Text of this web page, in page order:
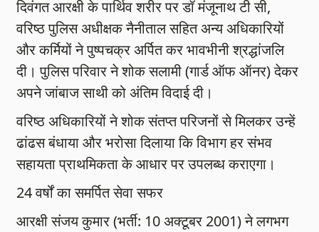
दिवंगत आरक्षी के पार्थिव शरीर पर डॉ मंजूनाथ टी सी,
वरिष्ठ पुलिस अधीक्षक नैनीताल सहित अन्य अधिकारियों
और कर्मियों ने पुष्पचक्र अर्पित कर भावभीनी श्रद्धांजलि
दी। पुलिस परिवार ने शोक सलामी (गार्ड ऑफ ऑनर) देकर
अपने जांबाज साथी को अंतिम विदाई दी।
वरिष्ठ अधिकारियों ने शोक संतप्त परिजनों से मिलकर उन्हें
ढांढस बंधाया और भरोसा दिलाया कि विभाग हर संभव
सहायता प्राथमिकता के आधार पर उपलब्ध कराएगा।
24 वर्षों का समर्पित सेवा सफर
आरक्षी संजय कुमार (भर्ती: 10 अक्टूबर 2001) ने लगभग